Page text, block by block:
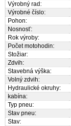
Výrobný rad:
Výrobné číslo:
Pohon:
Nosnosť:
Rok výroby:
Počet motohodin:
Stožiar:
Zdvih:
Stavebná výška:
Volný zdvih:
Hydraulické okruhy:
kabína:
Typ pneu:
Stav pneu:
Stav: